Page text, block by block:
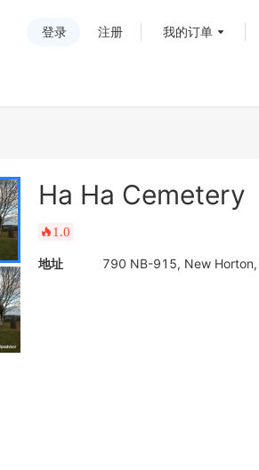
登录 注册 我的订单
Ha Ha Cemetery
󰺂 1.0
地址 790 NB-915, New